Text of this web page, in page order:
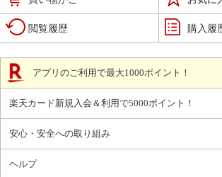
閲覧履歴 購入履
アプリのご利用で最大1000ポイント！
楽天カード新規入会＆利用で5000ポイント！
安心・安全への取り組み
ヘルプ